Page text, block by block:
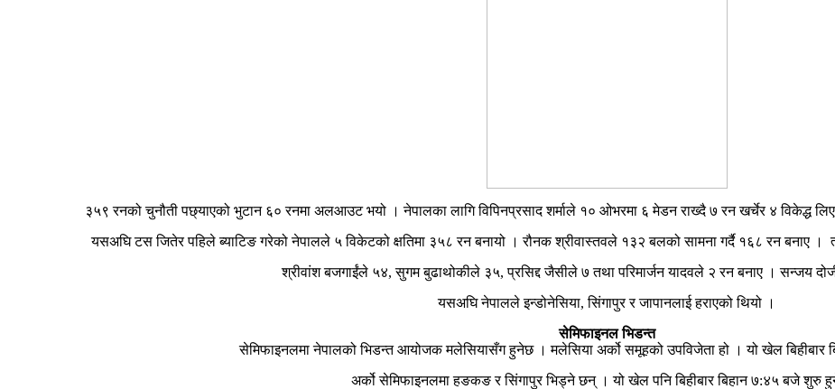
३५९ रनको चुनौती पछ्याएको भुटान ६० रनमा अलआउट भयो । नेपालका लागि विपिनप्रसाद शर्माले १० ओभरमा ६ मेडन राख्दै ७ रन खर्चेर ४ विकेद्ध
यसअघि टस जितेर पहिले ब्याटिङ गरेको नेपालले ५ विकेटको क्षतिमा ३५८ रन बनायो । रौनक श्रीवास्तवले १३२ बलको सामना गर्दै १६८ रन बनाए ।
श्रीवांश बजगाईंले ५४, सुगम बुढाथोकीले ३५, प्रसिद्द जैसीले ७ तथा परिमार्जन यादवले २ रन बनाए । सन्जय
यसअघि नेपालले इन्डोनेसिया, सिंगापुर र जापानलाई हराएको थियो ।
सेमिफाइनल भिडन्त
सेमिफाइनलमा नेपालको भिडन्त आयोजक मलेसियासँग हुनेछ । मलेसिया अर्को समूहको उपविजेता हो । यो खेल बिहीबार
अर्को सेमिफाइनलमा हङकङ र सिंगापुर भिड्ने छन् । यो खेल पनि बिहीबार बिहान ७:४५ बजे शुरु